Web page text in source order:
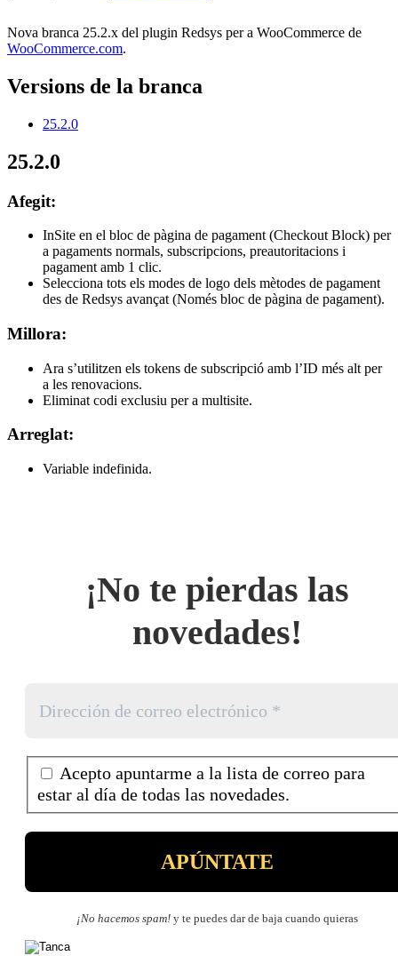
Nova branca 25.2.x del plugin Redsys per a WooCommerce de
WooCommerce.com.
Versions de la branca
25.2.0
25.2.0
Afegit:
InSite en el bloc de pàgina de pagament (Checkout Block) per
a pagaments normals, subscripcions, preautoritacions i
pagament amb 1 clic.
Selecciona tots els modes de logo dels mètodes de pagament
des de Redsys avançat (Només bloc de pàgina de pagament).
Millora:
Ara s’utilitzen els tokens de subscripció amb l’ID més alt per
a les renovacions.
Eliminat codi exclusiu per a multisite.
Arreglat:
Variable indefinida.
¡No te pierdas las
novedades!
Acepto apuntarme a la lista de correo para
estar al día de todas las novedades.
¡No hacemos spam!y te puedes dar de baja cuando quieras